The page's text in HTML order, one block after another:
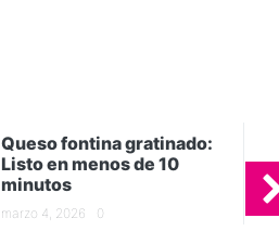
Queso fontina gratinado:
Listo en menos de 10
minutos
marzo 4, 2026 0